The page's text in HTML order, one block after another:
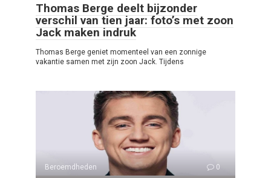
Thomas Berge deelt bijzonder
verschil van tien jaar: foto’s met zoon
Jack maken indruk
Thomas Berge geniet momenteel van een zonnige
vakantie samen met zijn zoon Jack. Tijdens
Beroemdheden 0